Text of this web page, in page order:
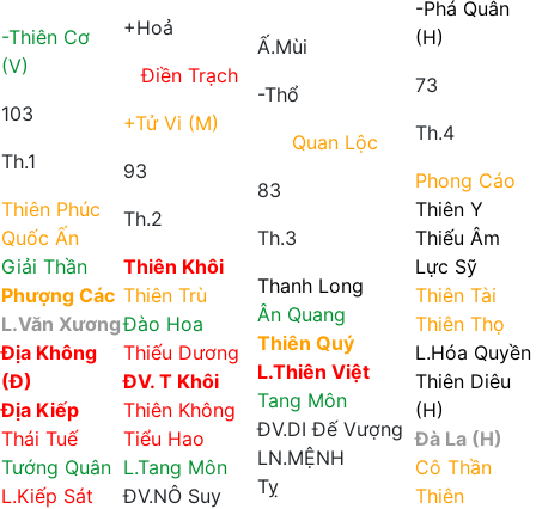
-Thiên Cơ
(V)
103
Th.1
Thiên Phúc
Quốc Ấn
Giải Thần
Phượng Các
L.Văn Xương
Địa Không
(Đ)
Địa Kiếp
Thái Tuế
Tướng Quân
L.Kiếp Sát
+Hoả
Điền Trạch
+Tử Vi (M)
93
Th.2
Thiên Khôi
Thiên Trù
Đào Hoa
Thiếu Dương
ĐV. T Khôi
Thiên Không
Tiểu Hao
L.Tang Môn
ĐV.NÔ Suy
Ấ.Mùi
-Thổ
Quan Lộc
83
Th.3
Thanh Long
Ân Quang
Thiên Quý
L.Thiên Việt
Tang Môn
ĐV.DI Đế Vượng
LN.MỆNH
Tỵ
-Phá Quân
(H)
73
Th.4
Phong Cáo
Thiên Y
Thiếu Âm
Lực Sỹ
Thiên Tài
Thiên Thọ
L.Hóa Quyền
Thiên Diêu
(H)
Đà La (H)
Cô Thần
Thiên